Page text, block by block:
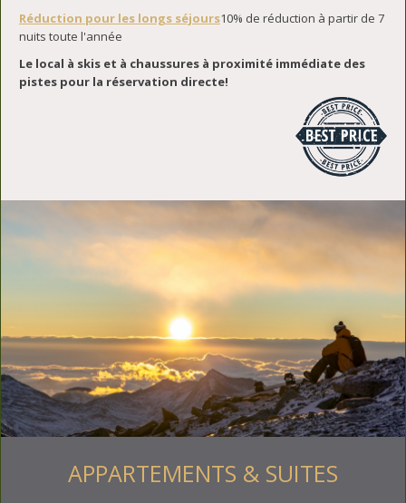
Réduction pour les longs séjours10% de réduction à partir de 7
nuits toute l'année
Le local à skis et à chaussures à proximité immédiate des
pistes pour la réservation directe!
APPARTEMENTS & SUITES